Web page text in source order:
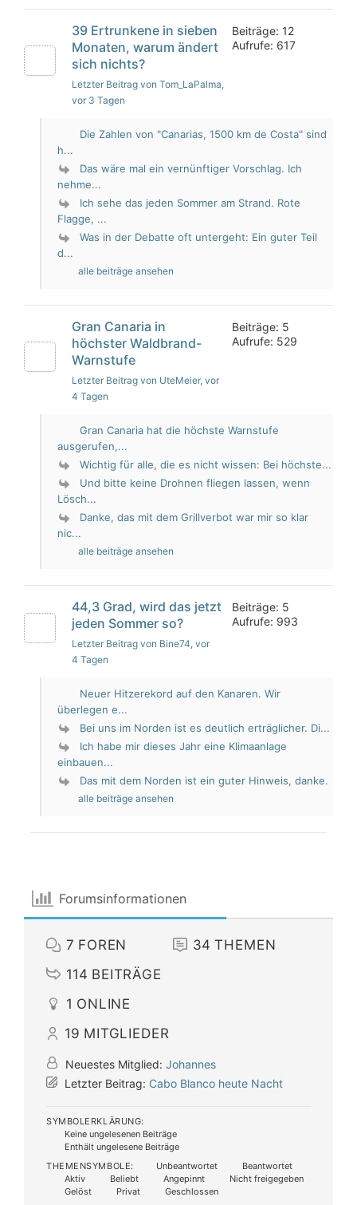
39 Ertrunkene in sieben
Monaten, warum ändert
sich nichts?
Letzter Beitrag von Tom_LaPalma,
vor 3 Tagen
Beiträge: 12
Aufrufe: 617
Die Zahlen von "Canarias, 1500 km de Costa" sind
h...
Das wäre mal ein vernünftiger Vorschlag. Ich
nehme...
Ich sehe das jeden Sommer am Strand. Rote
Flagge, ...
Was in der Debatte oft untergeht: Ein guter Teil
d...
alle beiträge ansehen
Gran Canaria in
höchster Waldbrand-
Warnstufe
Letzter Beitrag von UteMeier, vor
4 Tagen
Beiträge: 5
Aufrufe: 529
Gran Canaria hat die höchste Warnstufe
ausgerufen,...
Wichtig für alle, die es nicht wissen: Bei höchste...
Und bitte keine Drohnen fliegen lassen, wenn
Lösch...
Danke, das mit dem Grillverbot war mir so klar
nic...
alle beiträge ansehen
44,3 Grad, wird das jetzt
jeden Sommer so?
Letzter Beitrag von Bine74, vor
4 Tagen
Beiträge: 5
Aufrufe: 993
Neuer Hitzerekord auf den Kanaren. Wir
überlegen e...
Bei uns im Norden ist es deutlich erträglicher. Di...
Ich habe mir dieses Jahr eine Klimaanlage
einbauen...
Das mit dem Norden ist ein guter Hinweis, danke.
alle beiträge ansehen
Forumsinformationen
7 FOREN 34 THEMEN
114 BEITRÄGE
1 ONLINE
19 MITGLIEDER
Neuestes Mitglied: Johannes
Letzter Beitrag: Cabo Blanco heute Nacht
SYMBOLERKLÄRUNG:
Keine ungelesenen Beiträge
Enthält ungelesene Beiträge
THEMENSYMBOLE:
Unbeantwortet
Beantwortet
Aktiv
Beliebt Angepinnt
Nicht freigegeben
Gelöst
Privat Geschlossen